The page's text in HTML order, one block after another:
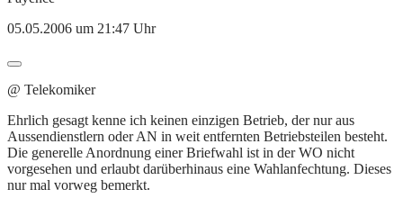
05.05.2006 um 21:47 Uhr
@ Telekomiker
Ehrlich gesagt kenne ich keinen einzigen Betrieb, der nur aus
Aussendienstlern oder AN in weit entfernten Betriebsteilen besteht.
Die generelle Anordnung einer Briefwahl ist in der WO nicht
vorgesehen und erlaubt darüberhinaus eine Wahlanfechtung. Dieses
nur mal vorweg bemerkt.